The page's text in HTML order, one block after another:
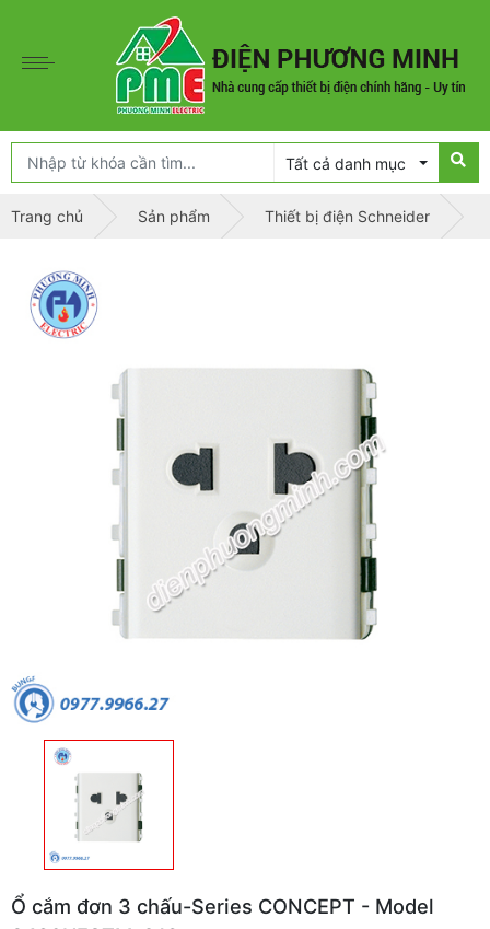
Tất cả danh mục
Trang chủ Sản phẩm Thiết bị điện Schneider
Ổ cắm đơn 3 chấu-Series CONCEPT - Model